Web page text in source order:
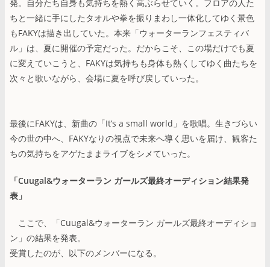
発。自分たち自身も気持ちを熱く高ぶらせていく。フロアの人た
ちと一緒に手にしたタオルや拳を振りまわし一体化してゆく景色
もFAKYは描き出していた。本来「ウォーターランフェスティバ
ル」は、夏に開催の予定だった。だからこそ、この場だけでも夏
に変えていこうと、FAKYは気持ちも身体も熱くしてゆく曲たちを
次々と歌いながら、会場に夏を呼び戻していった。
最後にFAKYは、新曲の「It’s a small world」を歌唱。生きづらい
今の世の中へ、FAKYなりの視点で未来へ導く思いを届け、観客た
ちの気持ちをアゲたままライブをシメていった。
「Cuugal&ウォーターラン ガールズ最終オーディション結果発
表」
ここで、「Cuugal&ウォーターラン ガールズ最終オーディショ
ン」の結果を発表。
受賞したのが、以下のメンバーになる。